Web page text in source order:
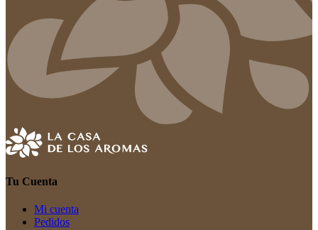
Tu Cuenta
Mi cuenta
Pedidos